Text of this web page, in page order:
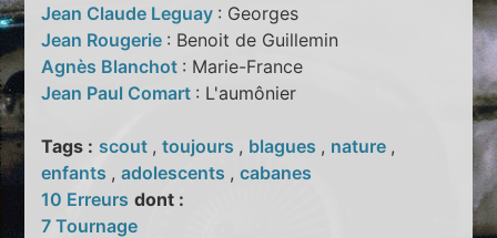
Jean Claude Leguay : Georges
Jean Rougerie : Benoit de Guillemin
Agnès Blanchot : Marie-France
Jean Paul Comart : L'aumônier
Tags : scout ,toujours , blagues , nature ,
enfants ,adolescents ,cabanes
10 Erreurs dont :
7 Tournage